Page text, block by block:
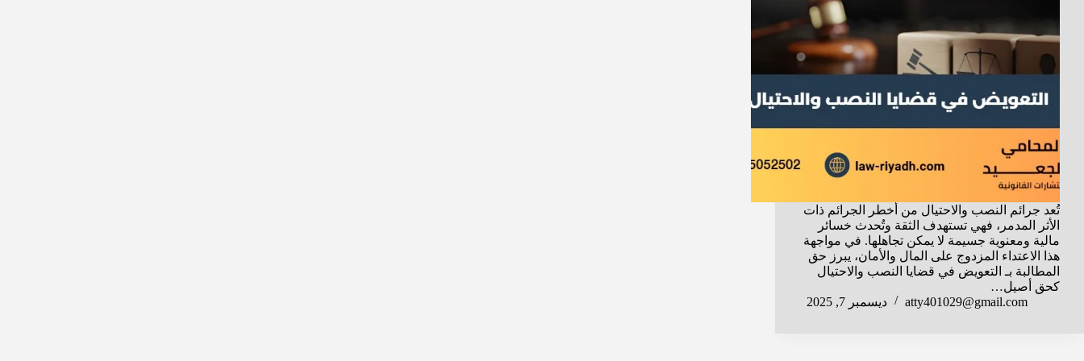
تُعد جرائم النصب والاحتيال من أخطر الجرائم ذات
الأثر المدمر، فهي تستهدف الثقة وتُحدث خسائر
مالية ومعنوية جسيمة لا يمكن تجاهلها. في مواجهة
هذا الاعتداء المزدوج على المال والأمان، يبرز حق
المطالبة بـ التعويض في قضايا النصب والاحتيال
كحق أصيل…
atty401029@gmail.com
ديسمبر 7, 2025